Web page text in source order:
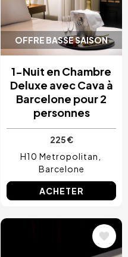
OFFRE BASSE SAISON
1-Nuit en Chambre
Deluxe avec Cava à
Barcelone pour 2
personnes
225 €
H10 Metropolitan
Barcelone
ACHETER